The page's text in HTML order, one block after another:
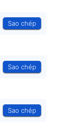
Sao chép
Sao chép
Sao chép